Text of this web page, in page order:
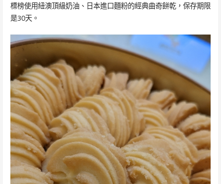
標榜使用紐澳頂級奶油、日本進口麵粉的經典曲奇餅乾，保存期限
是30天。